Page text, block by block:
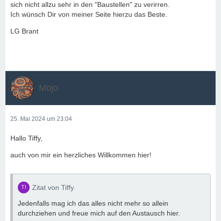
sich nicht allzu sehr in den "Baustellen" zu verirren.
Ich wünsch Dir von meiner Seite hierzu das Beste.
LG Brant
Mojo
25. Mai 2024 um 23:04
Hallo Tiffy,
auch von mir ein herzliches Willkommen hier!
Zitat von Tiffy
Jedenfalls mag ich das alles nicht mehr so allein
durchziehen und freue mich auf den Austausch hier.